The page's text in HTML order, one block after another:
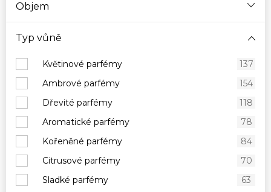
Objem
Typ vůně
Květinové parfémy
137
Ambrové parfémy
154
Dřevité parfémy
118
Aromatické parfémy
78
Kořeněné parfémy
84
Citrusové parfémy
70
Sladké parfémy
63